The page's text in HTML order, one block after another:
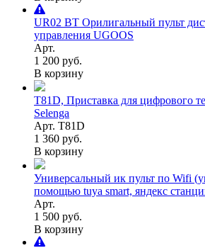
UR02 BT Орилигальный пульт
управления UGOOS
Арт.
1 200 руб.
В корзину
T81D, Приставка для цифрового
Selenga
Арт. T81D
1 360 руб.
В корзину
Универсальный ик пульт по Wifi
помощью tuya smart, яндекс
Арт.
1 500 руб.
В корзину